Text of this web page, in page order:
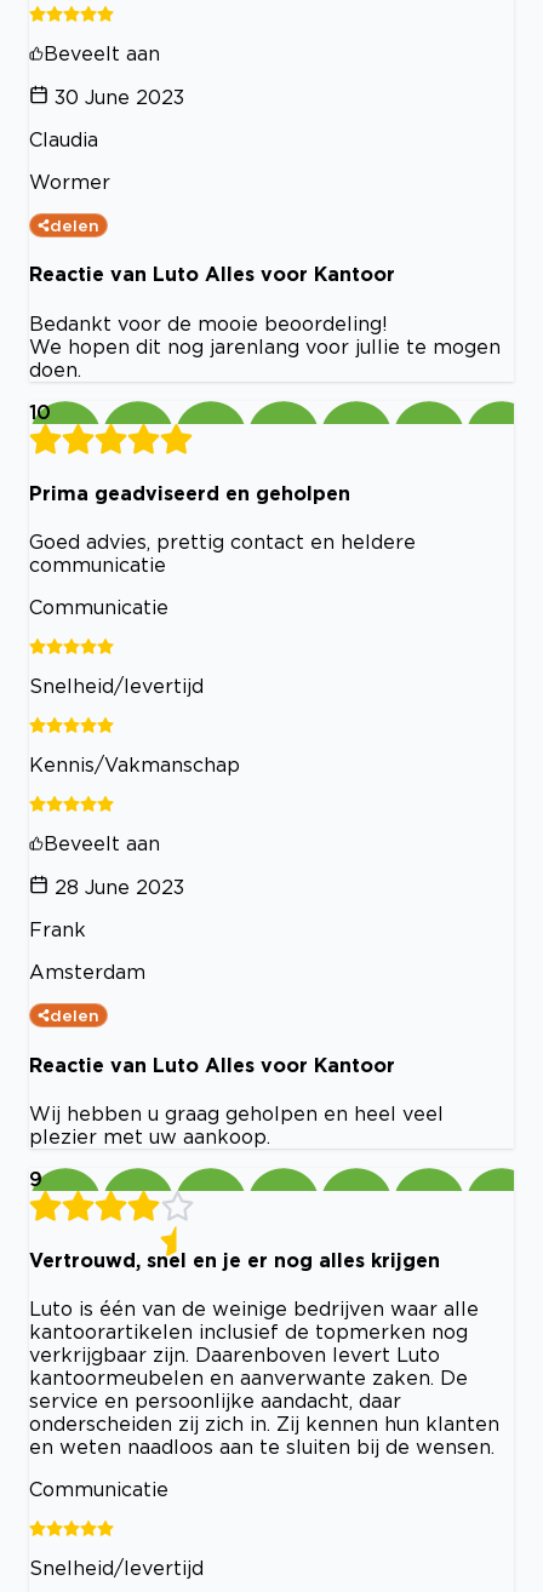
Beveelt aan
30 June 2023
Claudia
Wormer
delen
Reactie van Luto Alles voor Kantoor
Bedankt voor de mooie beoordeling!
We hopen dit nog jarenlang voor jullie te mogen
doen.
10
Prima geadviseerd en geholpen
Goed advies, prettig contact en heldere
communicatie
Communicatie
Snelheid/levertijd
Kennis/Vakmanschap
Beveelt aan
28 June 2023
Frank
Amsterdam
delen
Reactie van Luto Alles voor Kantoor
Wij hebben u graag geholpen en heel veel
plezier met uw aankoop.
9
Vertrouwd, snel en je er nog alles krijgen
Luto is één van de weinige bedrijven waar alle
kantoorartikelen inclusief de topmerken nog
verkrijgbaar zijn. Daarenboven levert Luto
kantoormeubelen en aanverwante zaken. De
service en persoonlijke aandacht, daar
onderscheiden zij zich in. Zij kennen hun klanten
en weten naadloos aan te sluiten bij de wensen.
Communicatie
Snelheid/levertijd